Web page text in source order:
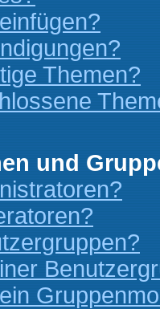
Themen?
und